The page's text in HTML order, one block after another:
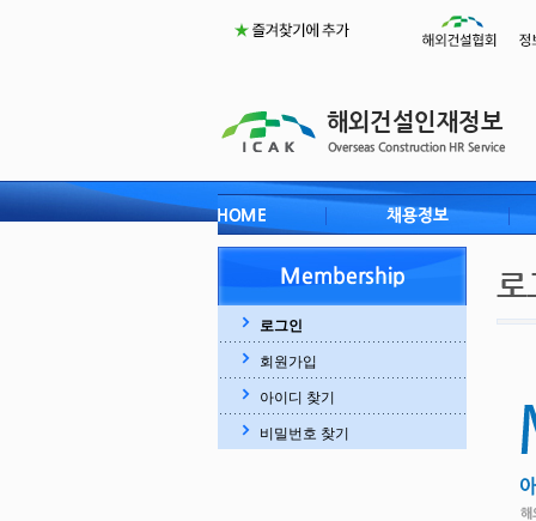
로그인
회원가입
아이디 찾기
비밀번호 찾기